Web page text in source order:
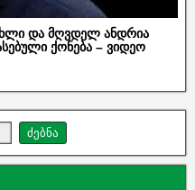
და მღვდელ ანდრია
ქონება – ვიდეო